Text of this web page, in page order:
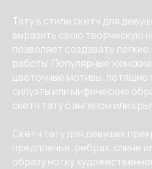
Тату в стиле скетч для
выразить свою творческую
позволяет создавать
работы. Популярные
цветочные мотивы, летящие
силуэты или мифические
скетч тату с ангелом или
Скетч тату для девушек
предплечье, ребрах, спине
образу нотку